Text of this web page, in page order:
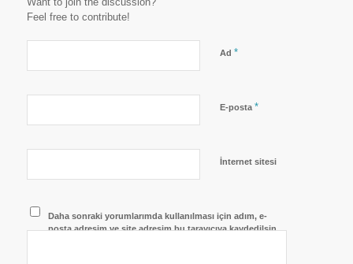
Feel free to contribute!
Ad *
E-posta *
İnternet sitesi
Daha sonraki yorumlarımda kullanılması için adım, e-
posta adresim ve site adresim bu tarayıcıya kaydedilsin.